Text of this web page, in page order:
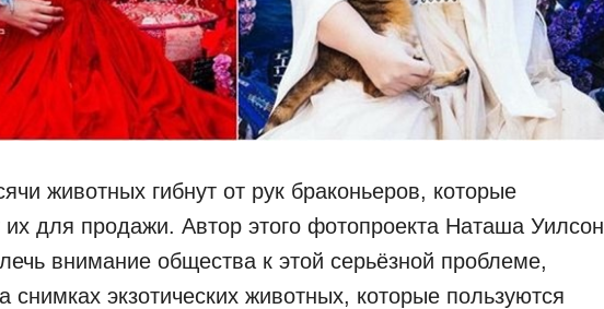
животных гибнут от рук браконьеров, которые
для продажи. Автор этого фотопроекта Наташа Уилсон
внимание общества к этой серьёзной проблеме,
снимках экзотических животных, которые пользуются